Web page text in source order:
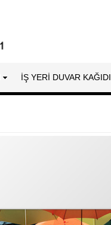
İŞ YERİ DUVAR KAĞIDI